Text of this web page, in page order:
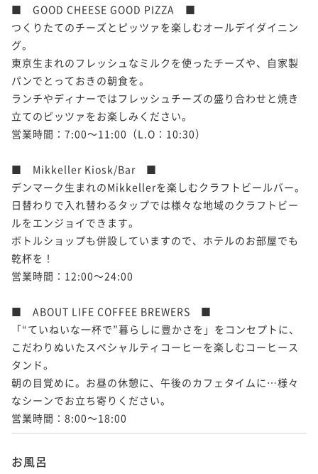
■　GOOD CHEESE GOOD PIZZA　■
つくりたてのチーズとピッツァを楽しむオールデイダイニン
グ。
東京生まれのフレッシュなミルクを使ったチーズや、自家製
パンでとっておきの朝食を。
ランチやディナーではフレッシュチーズの盛り合わせと焼き
立てのピッツァをお楽しみください。
営業時間：7:00～11:00（L.O：10:30）
■　Mikkeller Kiosk/Bar　■
デンマーク生まれのMikkellerを楽しむクラフトビールバー。
日替わりで入れ替わるタップでは様々な地域のクラフトビー
ルをエンジョイできます。
ボトルショップも併設していますので、ホテルのお部屋でも
乾杯を！
営業時間：12:00～24:00
■　ABOUT LIFE COFFEE BREWERS　■
「“ていねいな一杯で”暮らしに豊かさを」をコンセプトに、
こだわりぬいたスペシャルティコーヒーを楽しむコーヒース
タンド。
朝の目覚めに。お昼の休憩に、午後のカフェタイムに…様々
なシーンでお立ち寄りください。
営業時間：8:00～18:00
お風呂